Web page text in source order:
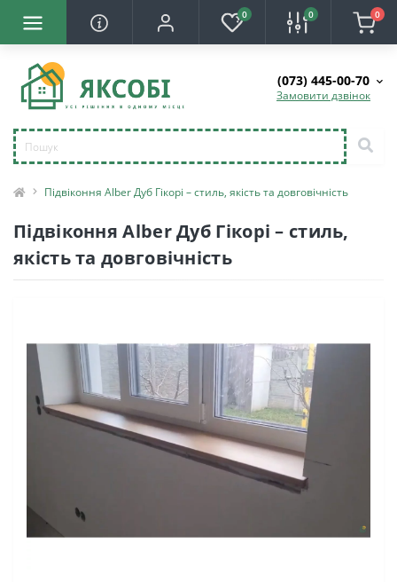
0 0 0
(073) 445-00-70
Замовити дзвінок
Підвіконня Alber Дуб Гікорі – стиль, якість та довговічність
Підвіконня Alber Дуб Гікорі – стиль,
якість та довговічність